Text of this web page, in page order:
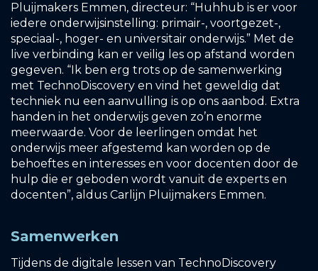
Pluijmakers Emmen, directeur: “Huhhub is er voor
iedere onderwijsinstelling: primair-, voortgezet-,
speciaal-, hoger- en universitair onderwijs.” Met de
live verbinding kan er veilig les op afstand worden
gegeven. “Ik ben erg trots op de samenwerking
met TechnoDiscovery en vind het geweldig dat
techniek nu een aanvulling is op ons aanbod. Extra
handen in het onderwijs geven zo’n enorme
meerwaarde. Voor de leerlingen omdat het
onderwijs meer afgestemd kan worden op de
behoeftes en interesses en voor docenten door de
hulp die er geboden wordt vanuit de experts en
docenten”, aldus Carlijn Pluijmakers Emmen.
Samenwerken
Tijdens de digitale lessen van TechnoDiscovery